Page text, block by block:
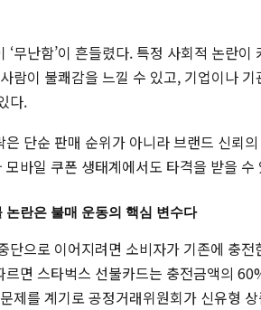
‘무난함’이 흔들렸다. 특정 사회적 논란
람이 불쾌감을 느낄 수 있고, 기업이나
다.
단순 판매 순위가 아니라 브랜드 신뢰
바일 쿠폰 생태계에서도 타격을 받을
논란은 불매 운동의 핵심 변수다
단으로 이어지려면 소비자가 기존에 충
르면 스타벅스 선불카드는 충전금액의
제를 계기로 공정거래위원회가 신유형